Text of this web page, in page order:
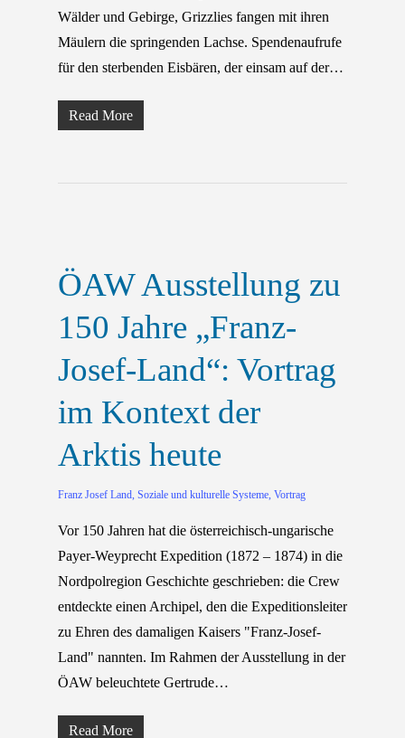
Wälder und Gebirge, Grizzlies fangen mit ihren
Mäulern die springenden Lachse. Spendenaufrufe
für den sterbenden Eisbären, der einsam auf der…
Read More
ÖAW Ausstellung zu
150 Jahre „Franz-
Josef-Land“: Vortrag
im Kontext der
Arktis heute
Franz Josef Land Soziale und kulturelle Systeme Vortrag
Vor 150 Jahren hat die österreichisch-ungarische
Payer-Weyprecht Expedition (1872 – 1874) in die
Nordpolregion Geschichte geschrieben: die Crew
entdeckte einen Archipel, den die Expeditionsleiter
zu Ehren des damaligen Kaisers "Franz-Josef-
Land" nannten. Im Rahmen der Ausstellung in der
ÖAW beleuchtete Gertrude…
Read More